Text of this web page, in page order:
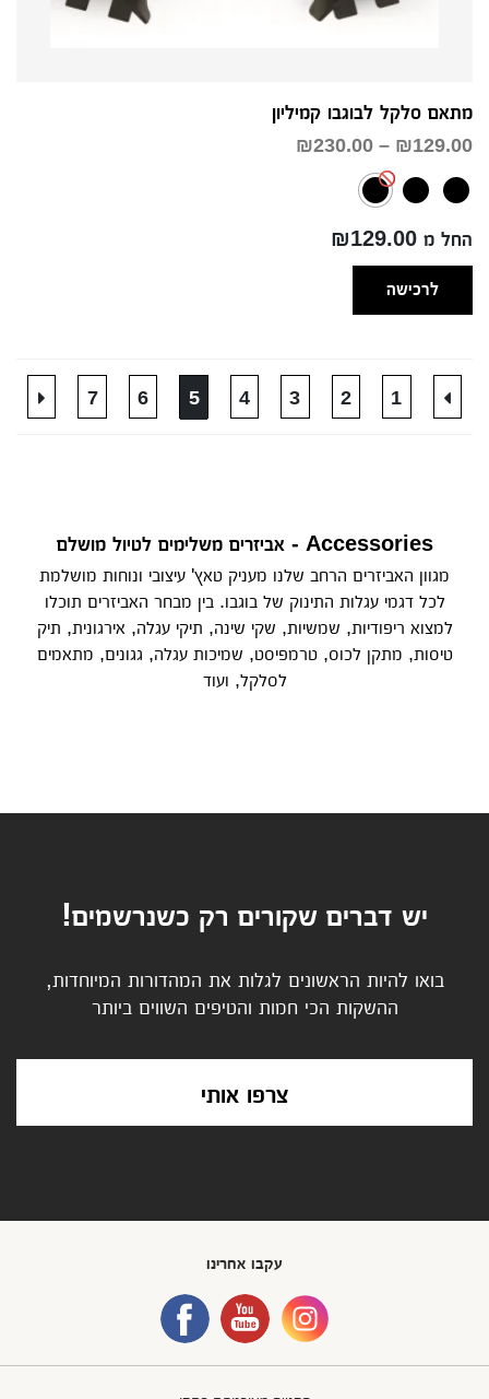
מתאם סלקל לבוגבו קמיליון
₪129.00
–
₪230.00
החל מ ₪129.00
לרכישה
1
2
3
4
5
6
7
Accessories - אביזרים משלימים לטיול מושלם
מגוון האביזרים הרחב שלנו מעניק טאץ' עיצובי ונוחות מושלמת
לכל דגמי עגלות התינוק של בוגבו. בין מבחר האביזרים תוכלו
למצוא ריפודיות, שמשיות, שקי שינה, תיקי עגלה, אירגונית, תיק
טיסות, מתקן לכוס, טרמפיסט, שמיכות עגלה, גגונים, מתאמים
לסלקל, ועוד
יש דברים שקורים רק כשנרשמים!
בואו להיות הראשונים לגלות את המהדורות המיוחדות,
ההשקות הכי חמות והטיפים השווים ביותר
צרפו אותי
עקבו אחרינו